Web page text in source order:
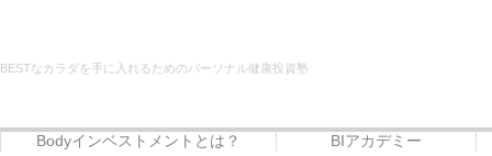
BESTなカラダを手に入れるためのパーソナル健康投資塾
Bodyインベストメントとは？
BIアカデミー